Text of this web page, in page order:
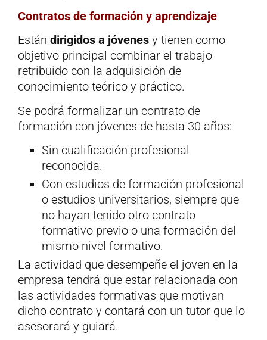
Contratos de formación y aprendizaje
Están dirigidos a jóvenes y tienen como
objetivo principal combinar el trabajo
retribuido con la adquisición de
conocimiento teórico y práctico.
Se podrá formalizar un contrato de
formación con jóvenes de hasta 30 años:
Sin cualificación profesional
reconocida.
Con estudios de formación profesional
o estudios universitarios, siempre que
no hayan tenido otro contrato
formativo previo o una formación del
mismo nivel formativo.
La actividad que desempeñe el joven en la
empresa tendrá que estar relacionada con
las actividades formativas que motivan
dicho contrato y contará con un tutor que lo
asesorará y guiará.